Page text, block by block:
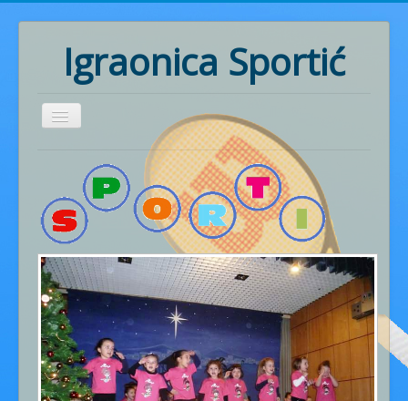
Igraonica Sportić
Rođendani
Pozivnice
Radionice
Ritmika
Naš rad
Fotogalerija
Cjenik usluga